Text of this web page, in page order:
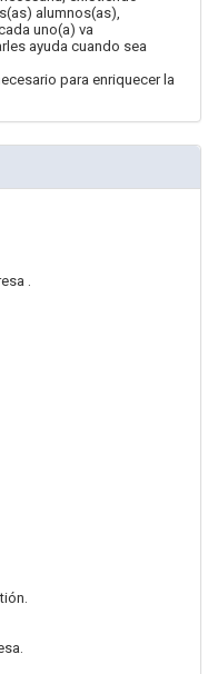
alumnos(as),
uno(a) va
ayuda cuando sea
para enriquecer la
.